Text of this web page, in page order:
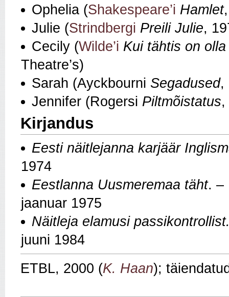
Ophelia (Shakespeare’i Hamlet
Julie (Strindbergi Preili Julie,
Cecily (Wilde’i Kui tähtis on
Theatre’s)
Sarah (Ayckbourni Segadused,
Jennifer (Rogersi Piltmõistatus,
Kirjandus
Eesti näitlejanna karjäär
1974
Eestlanna Uusmeremaa täht. –
jaanuar 1975
Näitleja elamusi
juuni 1984
ETBL, 2000 (K. Haan);